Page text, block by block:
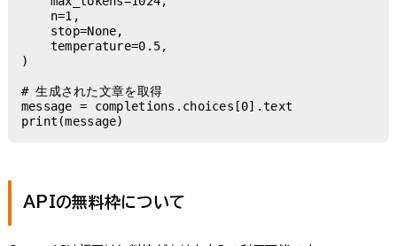
)
# 生成された文章を取得
message = completions.choices[0].text
print(message)
APIの無料枠について